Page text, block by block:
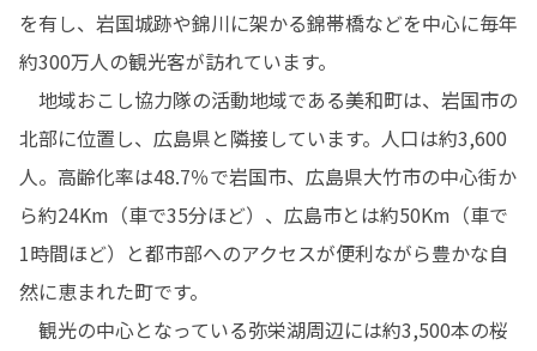
を有し、岩国城跡や錦川に架かる錦帯橋などを中心に毎年
約300万人の観光客が訪れています。
地域おこし協力隊の活動地域である美和町は、岩国市の
北部に位置し、広島県と隣接しています。人口は約3,600
人。高齢化率は48.7％で岩国市、広島県大竹市の中心街か
ら約24Km（車で35分ほど）、広島市とは約50Km（車で
1時間ほど）と都市部へのアクセスが便利ながら豊かな自
然に恵まれた町です。
観光の中心となっている弥栄湖周辺には約3,500本の桜